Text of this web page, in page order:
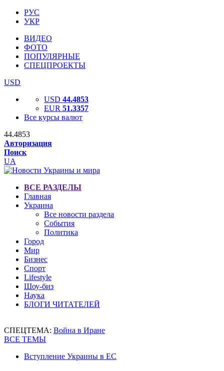
РУС
УКР
ВИДЕО
ФОТО
ПОПУЛЯРНЫЕ
СПЕЦПРОЕКТЫ
USD
USD 44.4853
EUR 51.3357
Все курсы валют
44.4853
Авторизация
Поиск
UA
ВСЕ РАЗДЕЛЫ
Главная
Украина
Все новости раздела
События
Политика
Город
Мир
Бизнес
Спорт
Lifestyle
Шоу-биз
Наука
БЛОГИ ЧИТАТЕЛЕЙ
СПЕЦТЕМА: Война в Иране
ВСЕ ТЕМЫ
Вступление Украины в ЕС